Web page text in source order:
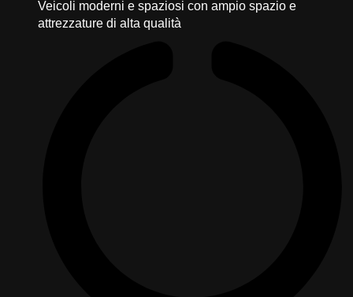
Veicoli moderni e spaziosi con ampio spazio e
attrezzature di alta qualità